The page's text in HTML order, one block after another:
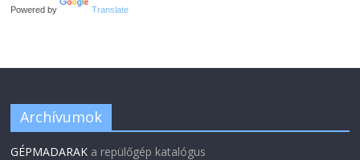
Powered by Translate
Archívumok
GÉPMADARAK a repülőgép katalógus